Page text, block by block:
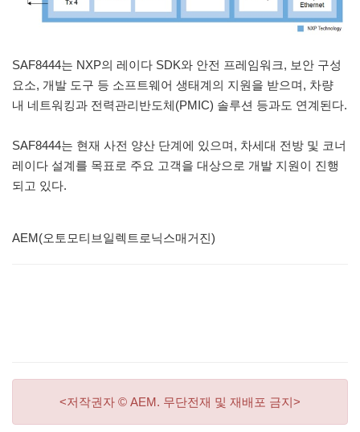
SAF8444는 NXP의 레이다 SDK와 안전 프레임워크, 보안 구성
요소, 개발 도구 등 소프트웨어 생태계의 지원을 받으며, 차량
내 네트워킹과 전력관리반도체(PMIC) 솔루션 등과도 연계된다.
SAF8444는 현재 사전 양산 단계에 있으며, 차세대 전방 및 코너
레이다 설계를 목표로 주요 고객을 대상으로 개발 지원이 진행
되고 있다.
AEM(오토모티브일렉트로닉스매거진)
<저작권자 © AEM. 무단전재 및 재배포 금지>